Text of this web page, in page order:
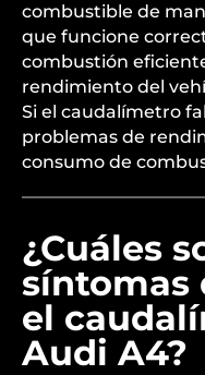
combustible de
que funcione
combustión
rendimiento del
Si el caudalímetro
problemas de
consumo de
¿Cuáles
síntomas
el
Audi A4?